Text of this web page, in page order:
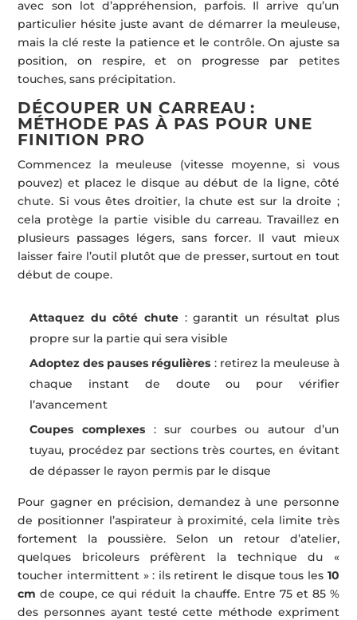
avec son lot d’appréhension, parfois. Il arrive qu’un
particulier hésite juste avant de démarrer la meuleuse,
mais la clé reste la patience et le contrôle. On ajuste sa
position, on respire, et on progresse par petites
touches, sans précipitation.
DÉCOUPER UN CARREAU :
MÉTHODE PAS À PAS POUR UNE
FINITION PRO
Commencez la meuleuse (vitesse moyenne, si vous
pouvez) et placez le disque au début de la ligne, côté
chute. Si vous êtes droitier, la chute est sur la droite ;
cela protège la partie visible du carreau. Travaillez en
plusieurs passages légers, sans forcer. Il vaut mieux
laisser faire l’outil plutôt que de presser, surtout en tout
début de coupe.
Attaquez du côté chute: garantit un résultat plus
propre sur la partie qui sera visible
Adoptez des pauses régulières : retirez la meuleuse à
chaque instant de doute ou pour vérifier
l’avancement
Coupes complexes : sur courbes ou autour d’un
tuyau, procédez par sections très courtes, en évitant
de dépasser le rayon permis par le disque
Pour gagner en précision, demandez à une personne
de positionner l’aspirateur à proximité, cela limite très
fortement la poussière. Selon un retour d’atelier,
quelques bricoleurs préfèrent la technique du «
toucher intermittent » : ils retirent le disque tous les 10
cm de coupe, ce qui réduit la chauffe. Entre 75 et 85 %
des personnes ayant testé cette méthode expriment